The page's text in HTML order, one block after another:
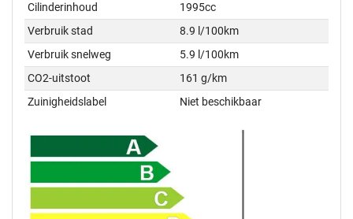
Cilinderinhoud
1995cc
Verbruik stad
8.9 l/100km
Verbruik snelweg
5.9 l/100km
CO2-uitstoot
161 g/km
Zuinigheidslabel
Niet beschikbaar